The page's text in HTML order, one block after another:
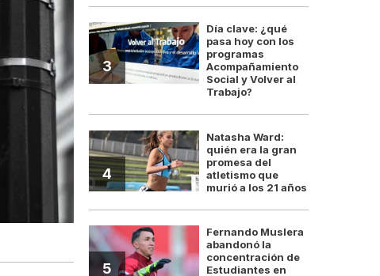
Julio empieza con acciones en pausa
3
Día clave: ¿qué
pasa hoy con los
programas
Acompañamiento
Social y Volver al
Trabajo?
4
Natasha Ward:
quién era la gran
promesa del
atletismo que
murió a los 21 años
5
Fernando Muslera
abandonó la
concentración de
Estudiantes en